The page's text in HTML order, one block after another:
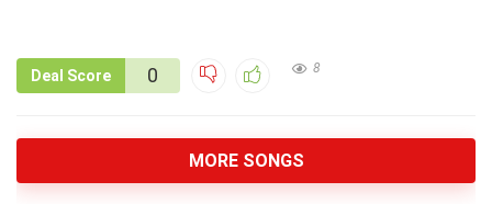
Deal Score 0 8
MORE SONGS